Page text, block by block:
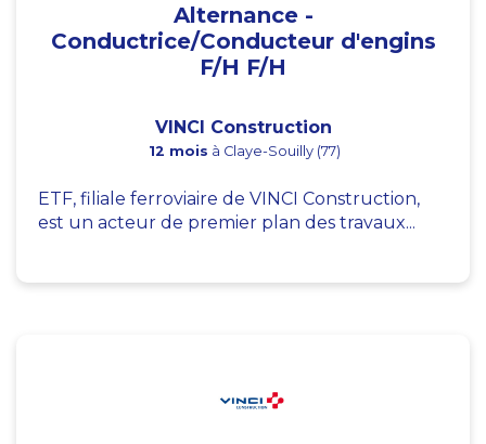
Alternance -
Conductrice/Conducteur d'engins
F/H F/H
VINCI Construction
12 mois à Claye-Souilly (77)
ETF, filiale ferroviaire de VINCI Construction,
est un acteur de premier plan des travaux...